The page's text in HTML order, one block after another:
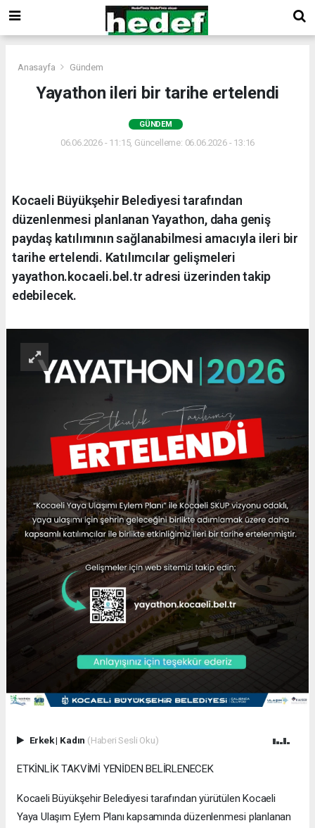
Anasayfa Gündem
Yayathon ileri bir tarihe ertelendi
GÜNDEM
06.06.2026 - 11:15, Güncelleme: 06.06.2026 - 13:16
Kocaeli Büyükşehir Belediyesi tarafından
düzenlenmesi planlanan Yayathon, daha geniş
paydaş katılımının sağlanabilmesi amacıyla ileri bir
tarihe ertelendi. Katılımcılar gelişmeleri
yayathon.kocaeli.bel.tr adresi üzerinden takip
edebilecek.
Erkek| Kadın (Haberi Sesli Oku)
ETKİNLİK TAKVİMİ YENİDEN BELİRLENECEK
Kocaeli Büyükşehir Belediyesi tarafından yürütülen Kocaeli
Yaya Ulaşım Eylem Planı kapsamında düzenlenmesi planlanan